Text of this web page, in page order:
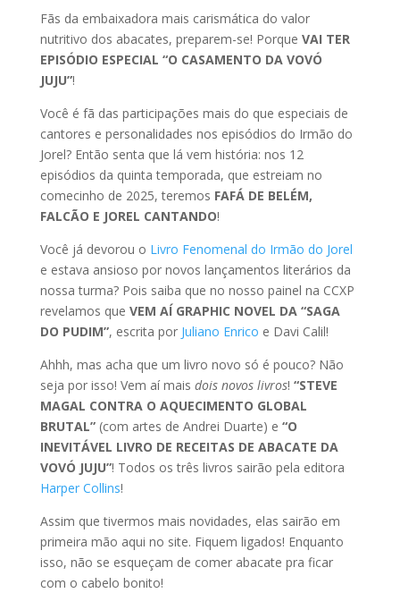
Fãs da embaixadora mais carismática do valor
nutritivo dos abacates, preparem-se! Porque VAI TER
EPISÓDIO ESPECIAL “O CASAMENTO DA VOVÓ
JUJU”!
Você é fã das participações mais do que especiais de
cantores e personalidades nos episódios do Irmão do
Jorel? Então senta que lá vem história: nos 12
episódios da quinta temporada, que estreiam no
comecinho de 2025, teremos FAFÁ DE BELÉM,
FALCÃO E JOREL CANTANDO!
Você já devorou o Livro Fenomenal do Irmão do Jorel
e estava ansioso por novos lançamentos literários da
nossa turma? Pois saiba que no nosso painel na CCXP
revelamos que VEM AÍ GRAPHIC NOVEL DA “SAGA
DO PUDIM”, escrita por Juliano Enrico e Davi Calil!
Ahhh, mas acha que um livro novo só é pouco? Não
seja por isso! Vem aí mais dois novos livros! “STEVE
MAGAL CONTRA O AQUECIMENTO GLOBAL
BRUTAL”(com artes de Andrei Duarte) e “O
INEVITÁVEL LIVRO DE RECEITAS DE ABACATE DA
VOVÓ JUJU”! Todos os três livros sairão pela editora
Harper Collins!
Assim que tivermos mais novidades, elas sairão em
primeira mão aqui no site. Fiquem ligados! Enquanto
isso, não se esqueçam de comer abacate pra ficar
com o cabelo bonito!